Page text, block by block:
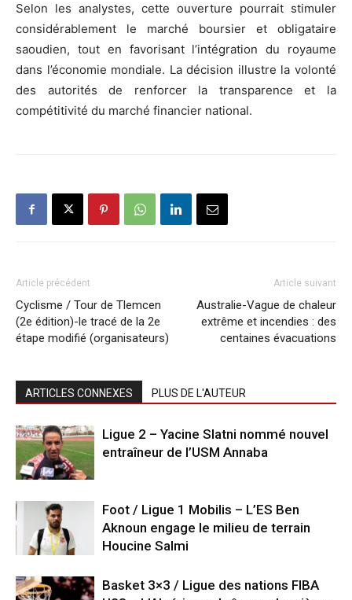
Selon les analystes, cette ouverture pourrait stimuler
considérablement le marché boursier et obligataire
saoudien, tout en favorisant l’intégration du royaume
dans l’économie mondiale. La décision illustre la volonté
des autorités de renforcer la transparence et la
compétitivité du marché financier national.
Article précédent
Cyclisme / Tour de Tlemcen
(2e édition)-le tracé de la 2e
étape modifié (organisateurs)
Article suivant
Australie-Vague de chaleur
extrême et incendies : des
centaines évacuations
ARTICLES CONNEXES PLUS DE L'AUTEUR
Ligue 2 – Yacine Slatni nommé nouvel
entraîneur de l’USM Annaba
Foot / Ligue 1 Mobilis – L’ES Ben
Aknoun engage le milieu de terrain
Houcine Salmi
Basket 3×3 / Ligue des nations FIBA